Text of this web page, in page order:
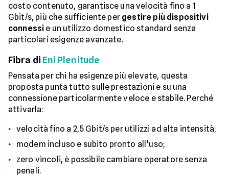
costo contenuto, garantisce una velocità fino a 1
Gbit/s, più che sufficiente per gestire più dispositivi
connessi e un utilizzo domestico standard senza
particolari esigenze avanzate.
Fibra di Eni Plenitude
Pensata per chi ha esigenze più elevate, questa
proposta punta tutto sulle prestazioni e su una
connessione particolarmente veloce e stabile. Perché
attivarla:
velocità fino a 2,5 Gbit/s per utilizzi ad alta intensità;
modem incluso e subito pronto all’uso;
zero vincoli, è possibile cambiare operatore senza
penali.